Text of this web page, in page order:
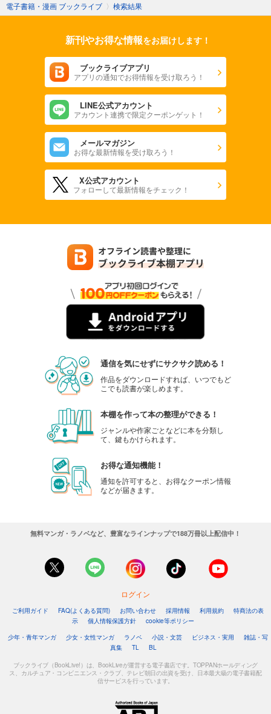
電子書籍・漫画 ブックライブ 〉 検索結果
新刊やお得な情報をお届けします！
ブックライブアプリ
アプリの通知でお得情報を受け取ろう！
LINE公式アカウント
アカウント連携で限定クーポンゲット！
メールマガジン
お得な最新情報を受け取ろう！
X公式アカウント
フォローして最新情報をチェック！
通信を気にせずにサクサク読める！
作品をダウンロードすれば、いつでもど
こでも読書が楽しめます。
本棚を作って本の整理ができる！
ジャンルや作家ごとなどに本を分類し
て、鍵もかけられます。
お得な通知機能！
通知を許可すると、お得なクーポン情報
などが届きます。
無料マンガ・ラノベなど、豊富なラインナップで188万冊以上配信中！
ログイン
ご利用ガイド FAQ(よくある質問) お問い合わせ 採用情報 利用規約
特商法の表
示
個人情報保護方針
cookie等ポリシー
少年・青年マンガ
少女・女性マンガ ラノベ 小説・文芸 ビジネス・実用
雑誌・写
真集
TL BL
ブックライブ（BookLive!）は、BookLiveが運営する電子書店です。TOPPANホールディング
ス、カルチュア・コンビニエンス・クラブ、テレビ朝日の出資を受け、日本最大級の電子書籍配
信サービスを行っています。